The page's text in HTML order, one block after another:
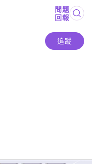
問題
回報
追蹤